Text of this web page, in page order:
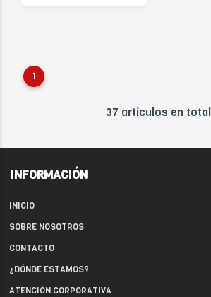
1
37 artículos en total
INFORMACIÓN
INICIO
SOBRE NOSOTROS
CONTACTO
¿DÓNDE ESTAMOS?
ATENCIÓN CORPORATIVA